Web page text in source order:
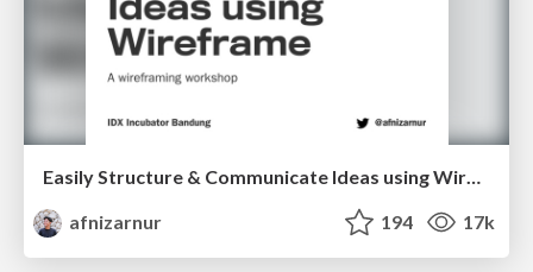
Easily Structure & Communicate Ideas using Wireframe
afnizarnur
194 17k